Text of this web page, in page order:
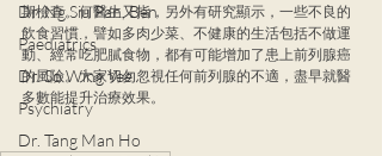
Dr. Ng Siu Pan, Ben
Paediatrics
Dr. So Wing Yee
Psychiatry
Dr. Tang Man Ho
期檢查。何醫生又指，另外有研究顯示，一些不良的
飲食習慣，譬如多肉少菜、不健康的生活包括不做運
動、經常吃肥膩食物，都有可能增加了患上前列腺癌
的風險。大家切勿忽視任何前列腺的不適，盡早就醫
多數能提升治療效果。